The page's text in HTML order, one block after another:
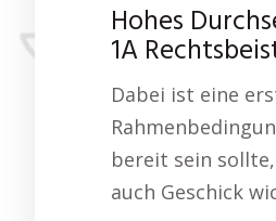
Hohes
1A
Dabei ist eine
bereit sein
auch Geschick